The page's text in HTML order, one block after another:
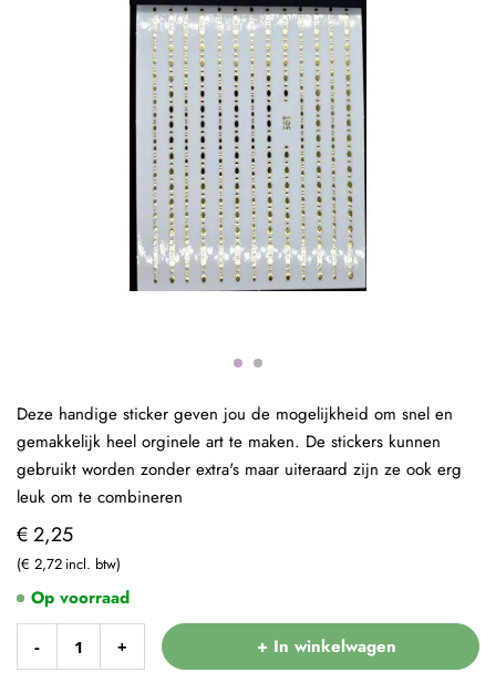
€ 2,25
€ 2,72
- + + In winkelwagen
Op voorraad
Deze handige sticker geven jou de mogelijkheid om snel en
gemakkelijk heel orginele art te maken. De stickers kunnen
gebruikt worden zonder extra's maar uiteraard zijn ze ook erg
leuk om te combineren